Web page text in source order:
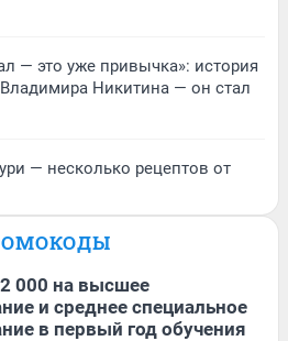
— это уже привычка»: история
Никитина — он стал
— несколько рецептов от
000 на высшее
и среднее специальное
в первый год обучения